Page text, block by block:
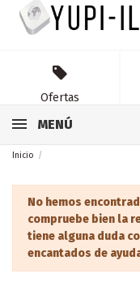
Ofertas
MENÚ
Inicio
No hemos
compruebe bien la
tiene alguna duda
encantados de